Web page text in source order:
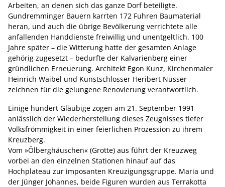
Arbeiten, an denen sich das ganze Dorf beteiligte.
Gundremminger Bauern karrten 172 Fuhren Baumaterial
heran, und auch die übrige Bevölkerung verrichtete alle
anfallenden Handdienste freiwillig und unentgeltlich. 100
Jahre später – die Witterung hatte der gesamten Anlage
gehörig zugesetzt – bedurfte der Kalvarienberg einer
gründlichen Erneuerung. Architekt Egon Kunz, Kirchenmaler
Heinrich Waibel und Kunstschlosser Heribert Nusser
zeichnen für die gelungene Renovierung verantwortlich.
Einige hundert Gläubige zogen am 21. September 1991
anlässlich der Wiederherstellung dieses Zeugnisses tiefer
Volksfrömmigkeit in einer feierlichen Prozession zu ihrem
Kreuzberg.
Vom »Ölberghäuschen« (Grotte) aus führt der Kreuzweg
vorbei an den einzelnen Stationen hinauf auf das
Hochplateau zur imposanten Kreuzigungsgruppe. Maria und
der Jünger Johannes, beide Figuren wurden aus Terrakotta